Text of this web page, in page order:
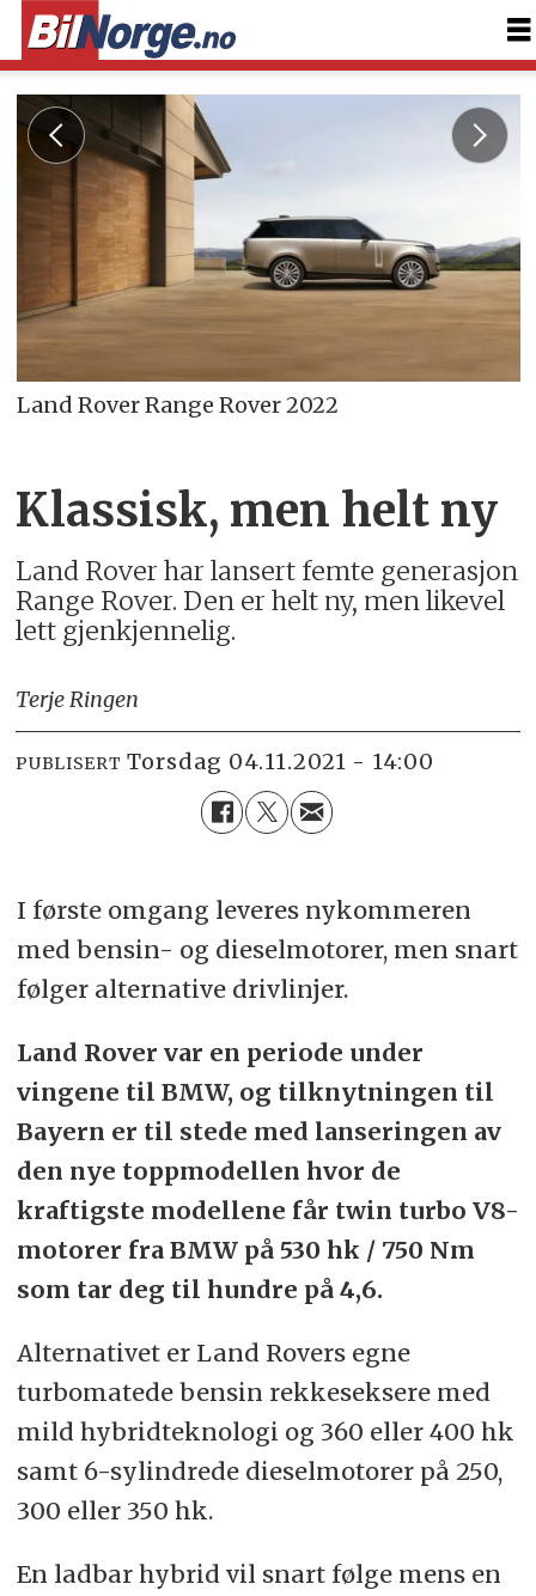
Land Rover Range Rover 2022
Klassisk, men helt ny
Land Rover har lansert femte generasjon
Range Rover. Den er helt ny, men likevel
lett gjenkjennelig.
Terje Ringen
PUBLISERT torsdag 04.11.2021 - 14:00
I første omgang leveres nykommeren
med bensin- og dieselmotorer, men snart
følger alternative drivlinjer.
Land Rover var en periode under
vingene til BMW, og tilknytningen til
Bayern er til stede med lanseringen av
den nye toppmodellen hvor de
kraftigste modellene får twin turbo V8-
motorer fra BMW på 530 hk / 750 Nm
som tar deg til hundre på 4,6.
Alternativet er Land Rovers egne
turbomatede bensin rekkeseksere med
mild hybridteknologi og 360 eller 400 hk
samt 6-sylindrede dieselmotorer på 250,
300 eller 350 hk.
En ladbar hybrid vil snart følge mens en